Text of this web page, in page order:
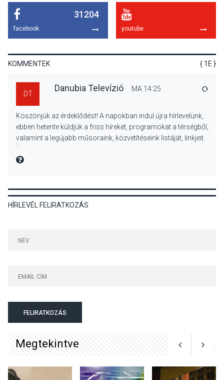
Különleges nyári élményt
kínálnak a szabadtéri
előadások a Skanzenben
KÖZÉLET 2026 AUG 05
Szeptembertől emelkednek
gyümölcsök
Bogdányban programokkal
31204
facebook youtube
KOMMENTEK { 1E }
DT
Danubia Televízió MA 14:25
Köszönjük az érdeklődést! A napokban indul újra hírlevelünk,
ebben hetente küldjük a friss híreket, programokat a térségből,
valamint a legújabb műsoraink, közvetítéseink listáját, linkjeit.
MIRE MONDTA
HÍRLEVÉL FELIRATKOZÁS
FELIRATKOZÁS
Megtekintve